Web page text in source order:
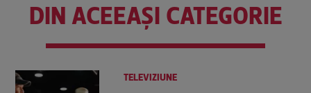
DIN ACEEAȘI CATEGORIE
TELEVIZIUNE